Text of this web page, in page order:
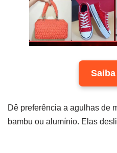
Dê preferência a agulhas de
bambu ou alumínio. Elas